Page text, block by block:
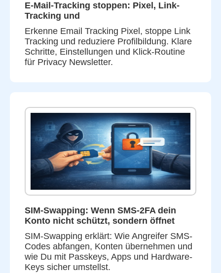
E-Mail-Tracking stoppen: Pixel, Link-
Tracking und
Erkenne Email Tracking Pixel, stoppe Link
Tracking und reduziere Profilbildung. Klare
Schritte, Einstellungen und Klick-Routine
für Privacy Newsletter.
SIM-Swapping: Wenn SMS-2FA dein
Konto nicht schützt, sondern öffnet
SIM-Swapping erklärt: Wie Angreifer SMS-
Codes abfangen, Konten übernehmen und
wie Du mit Passkeys, Apps und Hardware-
Keys sicher umstellst.